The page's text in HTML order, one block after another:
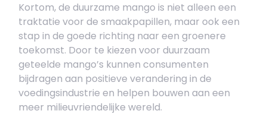
Kortom, de duurzame mango is niet alleen een
traktatie voor de smaakpapillen, maar ook een
stap in de goede richting naar een groenere
toekomst. Door te kiezen voor duurzaam
geteelde mango’s kunnen consumenten
bijdragen aan positieve verandering in de
voedingsindustrie en helpen bouwen aan een
meer milieuvriendelijke wereld.